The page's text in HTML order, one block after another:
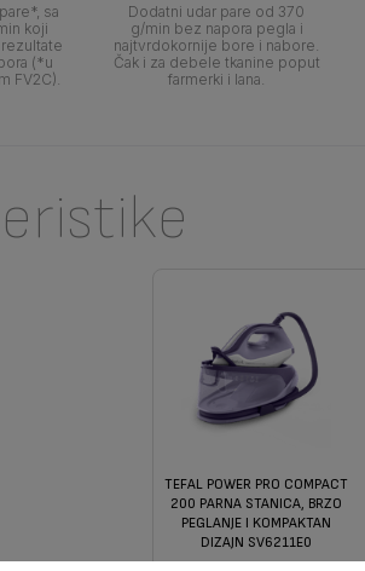
sa
koji
(*u
FV2C).
Dodatni udar pare od 370
g/min bez napora pegla i
najtvrdokornije bore i nabore.
Čak i za debele tkanine poput
farmerki i lana.
TEFAL POWER PRO COMPACT
200 PARNA STANICA, BRZO
PEGLANJE I KOMPAKTAN
DIZAJN SV6211E0